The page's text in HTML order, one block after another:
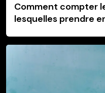
Comment compter
lesquelles prendre